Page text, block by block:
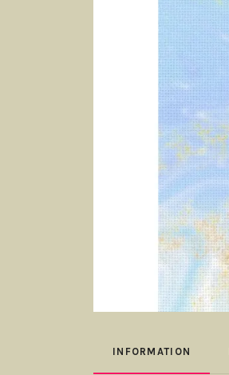
INFORMATION